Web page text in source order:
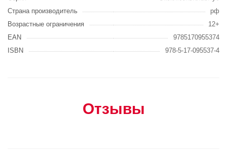
Страна производитель
рф
Возрастные ограничения
12+
EAN
9785170955374
ISBN
978-5-17-095537-4
Отзывы